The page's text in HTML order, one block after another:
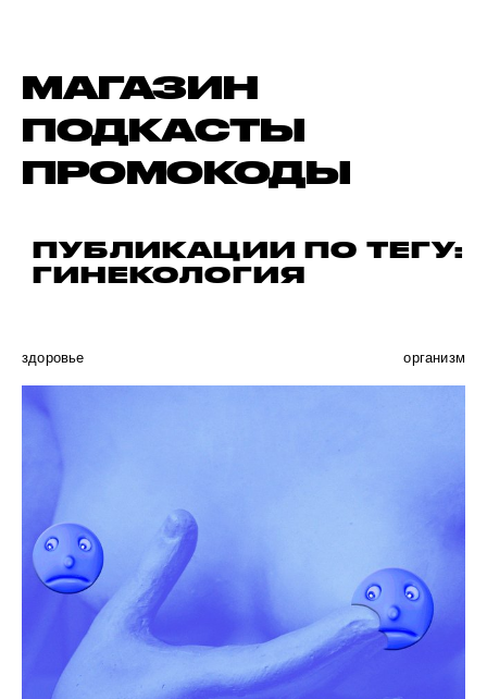
МАГАЗИН
ПОДКАСТЫ
ПРОМОКОДЫ
ПУБЛИКАЦИИ ПО ТЕГУ:
ГИНЕКОЛОГИЯ
здоровье организм